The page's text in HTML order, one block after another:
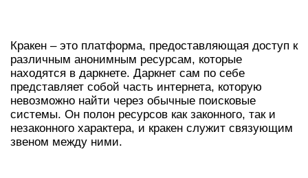
Кракен – это платформа, предоставляющая доступ к
различным анонимным ресурсам, которые
находятся в даркнете. Даркнет сам по себе
представляет собой часть интернета, которую
невозможно найти через обычные поисковые
системы. Он полон ресурсов как законного, так и
незаконного характера, и кракен служит связующим
звеном между ними.